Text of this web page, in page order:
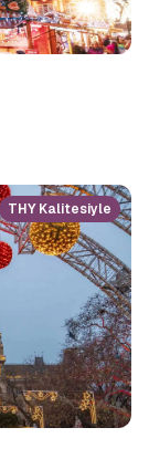
THY Kalitesiyle